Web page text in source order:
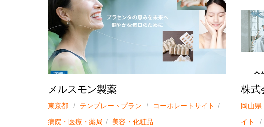
メルスモン製薬
東京都 テンプレートプラン
コーポレートサイト
病院・医療・薬局
美容・化粧品
株式
岡山県
イト